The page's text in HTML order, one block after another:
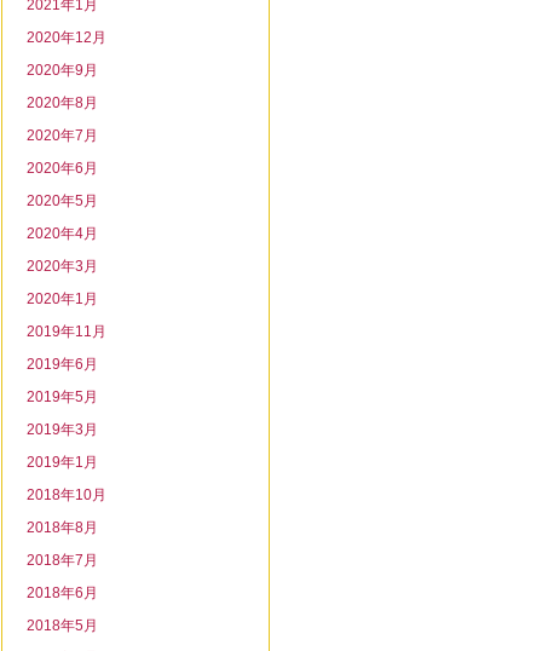
2021年1月
2020年12月
2020年9月
2020年8月
2020年7月
2020年6月
2020年5月
2020年4月
2020年3月
2020年1月
2019年11月
2019年6月
2019年5月
2019年3月
2019年1月
2018年10月
2018年8月
2018年7月
2018年6月
2018年5月